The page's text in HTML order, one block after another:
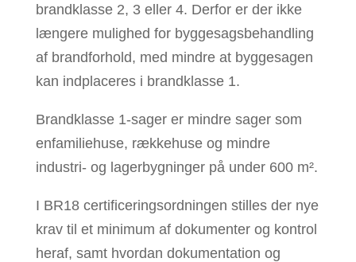
brandklasse 2, 3 eller 4. Derfor er der ikke
længere mulighed for byggesagsbehandling
af brandforhold, med mindre at byggesagen
kan indplaceres i brandklasse 1.
Brandklasse 1-sager er mindre sager som
enfamiliehuse, rækkehuse og mindre
industri- og lagerbygninger på under 600 m².
I BR18 certificeringsordningen stilles der nye
krav til et minimum af dokumenter og kontrol
heraf, samt hvordan dokumentation og